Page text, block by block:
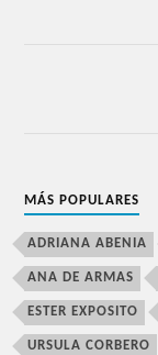
MÁS POPULARES
ADRIANA ABENIA
ANA DE ARMAS
ESTER EXPOSITO
URSULA CORBERO